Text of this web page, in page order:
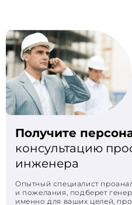
Получите
консультацию
инженера
Опытный специалист
и пожелания, подберет
именно для ваших целей,